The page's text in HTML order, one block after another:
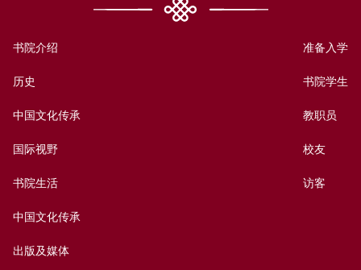
书院介绍
历史
中国文化传承
国际视野
书院生活
中国文化传承
出版及媒体
准备入学
书院学生
教职员
校友
访客